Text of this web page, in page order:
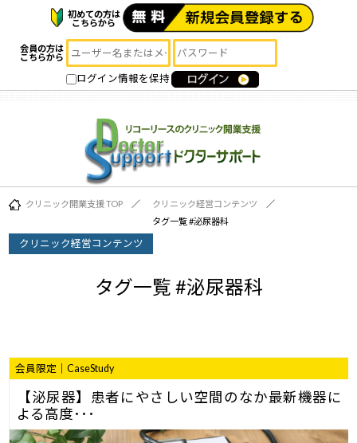
初めての方は
こちらから
会員の方は
こちらから
ログイン情報を保持
クリニック開業支援 TOP
クリニック経営コンテンツ
タグ一覧 #泌尿器科
クリニック経営コンテンツ
タグ一覧 #泌尿器科
会員限定｜CaseStudy
【泌尿器】患者にやさしい空間のなか最新機器に
よる高度･･･